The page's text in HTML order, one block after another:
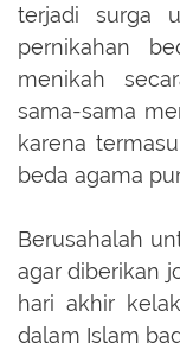
terjadi surga
pernikahan
menikah
sama-sama
karena
beda agama
Berusahalah
agar diberikan
hari akhir
dalam Islam